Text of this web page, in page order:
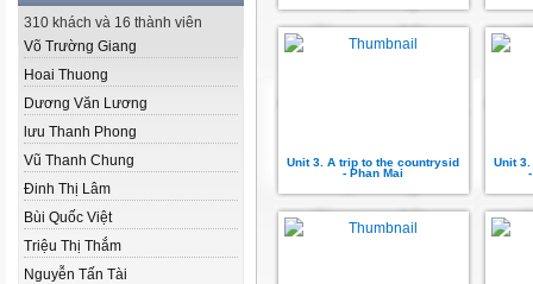
310 khách và 16 thành viên
Võ Trường Giang
Hoai Thuong
Dương Văn Lương
lưu Thanh Phong
Vũ Thanh Chung
Đinh Thị Lâm
Bùi Quốc Việt
Triệu Thị Thắm
Nguyễn Tấn Tài
Unit 3. A trip to the countrysid
- Phan Mai
Unit